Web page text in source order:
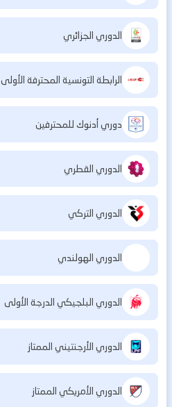
الدوري الجزائري
الرابطة التونسية المحترفة الأولى
دوري أدنوك للمحترفين
الدوري القطري
الدوري التركي
الدوري الهولندي
الدوري البلجيكي الدرجة الأولى
الدوري الأرجنتيني الممتاز
الدوري الأمريكي الممتاز